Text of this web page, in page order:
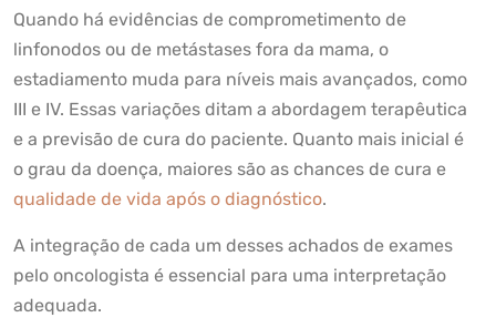
Quando há evidências de comprometimento de
linfonodos ou de metástases fora da mama, o
estadiamento muda para níveis mais avançados, como
III e IV. Essas variações ditam a abordagem terapêutica
e a previsão de cura do paciente. Quanto mais inicial é
o grau da doença, maiores são as chances de cura e
qualidade de vida após o diagnóstico.
A integração de cada um desses achados de exames
pelo oncologista é essencial para uma interpretação
adequada.